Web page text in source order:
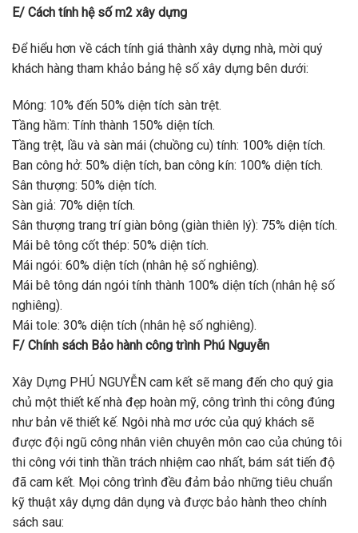
E/ Cách tính hệ số m2 xây dựng
Để hiểu hơn về cách tính giá thành xây dựng nhà, mời quý
khách hàng tham khảo bảng hệ số xây dựng bên dưới:
Móng: 10% đến 50% diện tích sàn trệt.
Tầng hầm: Tính thành 150% diện tích.
Tầng trệt, lầu và sàn mái (chuồng cu) tính: 100% diện tích.
Ban công hở: 50% diện tích, ban công kín: 100% diện tích.
Sân thượng: 50% diện tích.
Sàn giả: 70% diện tích.
Sân thượng trang trí giàn bông (giàn thiên lý): 75% diện tích.
Mái bê tông cốt thép: 50% diện tích.
Mái ngói: 60% diện tích (nhân hệ số nghiêng).
Mái bê tông dán ngói tính thành 100% diện tích (nhân hệ số
nghiêng).
Mái tole: 30% diện tích (nhân hệ số nghiêng).
F/ Chính sách Bảo hành công trình Phú Nguyễn
Xây Dựng PHÚ NGUYỄN cam kết sẽ mang đến cho quý gia
chủ một thiết kế nhà đẹp hoàn mỹ, công trình thi công đúng
như bản vẽ thiết kế. Ngôi nhà mơ ước của quý khách sẽ
được đội ngũ công nhân viên chuyên môn cao của chúng tôi
thi công với tinh thần trách nhiệm cao nhất, bám sát tiến độ
đã cam kết. Mọi công trình đều đảm bảo những tiêu chuẩn
kỹ thuật xây dựng dân dụng và được bảo hành theo chính
sách sau: